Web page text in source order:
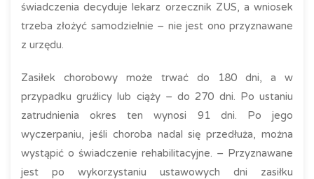
świadczenia decyduje lekarz orzecznik ZUS, a wniosek
trzeba złożyć samodzielnie – nie jest ono przyznawane
z urzędu.
Zasiłek chorobowy może trwać do 180 dni, a w
przypadku gruźlicy lub ciąży – do 270 dni. Po ustaniu
zatrudnienia okres ten wynosi 91 dni. Po jego
wyczerpaniu, jeśli choroba nadal się przedłuża, można
wystąpić o świadczenie rehabilitacyjne. – Przyznawane
jest po wykorzystaniu ustawowych dni zasiłku